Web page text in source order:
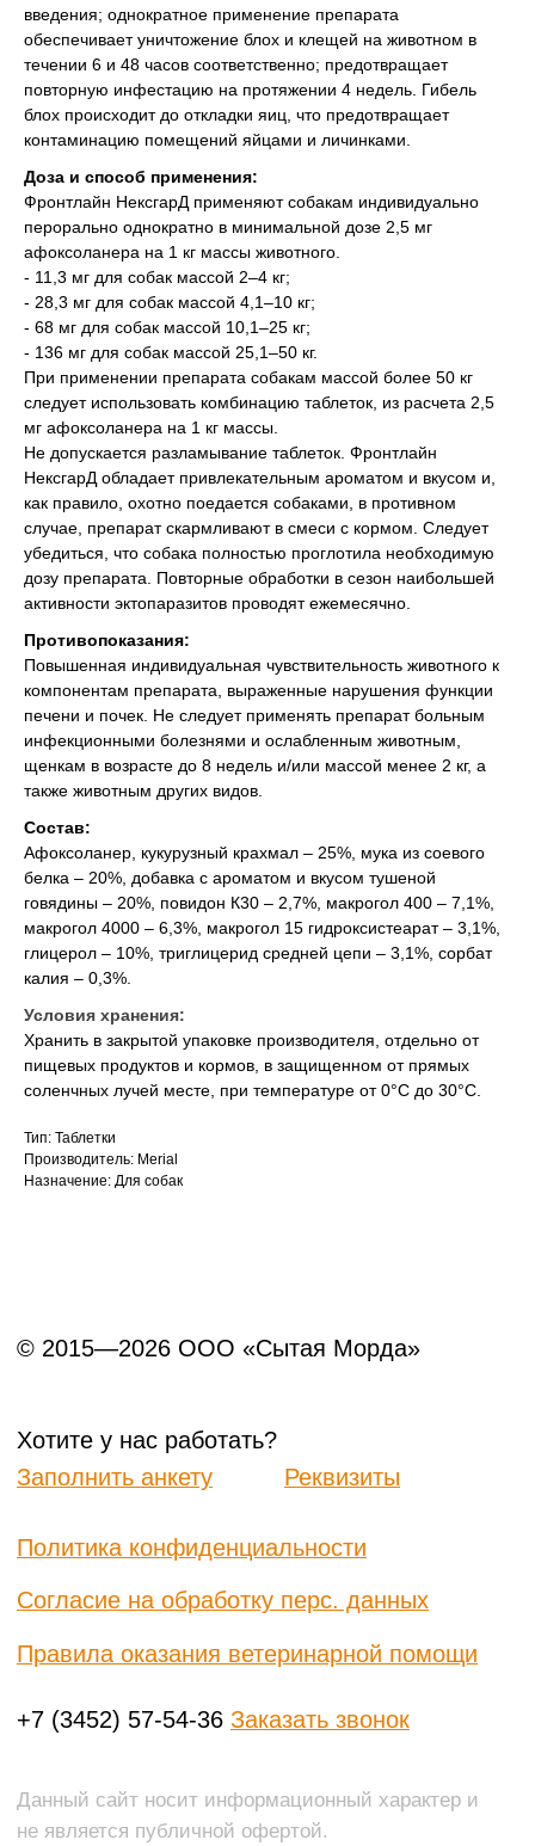
введения; однократное применение препарата
обеспечивает уничтожение блох и клещей на животном в
течении 6 и 48 часов соответственно; предотвращает
повторную инфестацию на протяжении 4 недель. Гибель
блох происходит до откладки яиц, что предотвращает
контаминацию помещений яйцами и личинками.
Доза и способ применения:
Фронтлайн НексгарД применяют собакам индивидуально
перорально однократно в минимальной дозе 2,5 мг
афоксоланера на 1 кг массы животного.
- 11,3 мг для собак массой 2–4 кг;
- 28,3 мг для собак массой 4,1–10 кг;
- 68 мг для собак массой 10,1–25 кг;
- 136 мг для собак массой 25,1–50 кг.
При применении препарата собакам массой более 50 кг
следует использовать комбинацию таблеток, из расчета 2,5
мг афоксоланера на 1 кг массы.
Не допускается разламывание таблеток. Фронтлайн
НексгарД обладает привлекательным ароматом и вкусом и,
как правило, охотно поедается собаками, в противном
случае, препарат скармливают в смеси с кормом. Следует
убедиться, что собака полностью проглотила необходимую
дозу препарата. Повторные обработки в сезон наибольшей
активности эктопаразитов проводят ежемесячно.
Противопоказания:
Повышенная индивидуальная чувствительность животного к
компонентам препарата, выраженные нарушения функции
печени и почек. Не следует применять препарат больным
инфекционными болезнями и ослабленным животным,
щенкам в возрасте до 8 недель и/или массой менее 2 кг, а
также животным других видов.
Состав:
Афоксоланер, кукурузный крахмал – 25%, мука из соевого
белка – 20%, добавка с ароматом и вкусом тушеной
говядины – 20%, повидон К30 – 2,7%, макрогол 400 – 7,1%,
макрогол 4000 – 6,3%, макрогол 15 гидроксистеарат – 3,1%,
глицерол – 10%, триглицерид средней цепи – 3,1%, сорбат
калия – 0,3%.
Условия хранения:
Хранить в закрытой упаковке производителя, отдельно от
пищевых продуктов и кормов, в защищенном от прямых
соленчных лучей месте, при температуре от 0°С до 30°С.
Тип: Таблетки
Производитель: Merial
Назначение: Для собак
© 2015—2026 ООО «Сытая Морда»
Данный сайт носит информационный характер и
не является публичной офертой.
Политика конфиденциальности
Согласие на обработку перс. данных
+7 (3452) 57-54-36Заказать звонок
Хотите у нас работать?
Заполнить анкету
Правила оказания ветеринарной помощи
Реквизиты